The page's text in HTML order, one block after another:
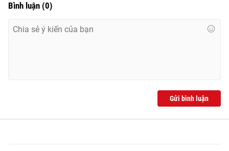
Bình luận (0)
Gửi bình luận